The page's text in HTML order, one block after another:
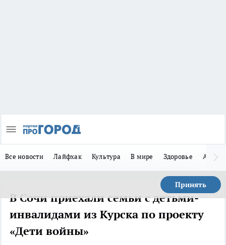
Все новости Лайфхак Культура В мире Здоровье Авто
Принять
В Сочи приехали семьи с детьми-
инвалидами из Курска по проекту
«Дети войны»